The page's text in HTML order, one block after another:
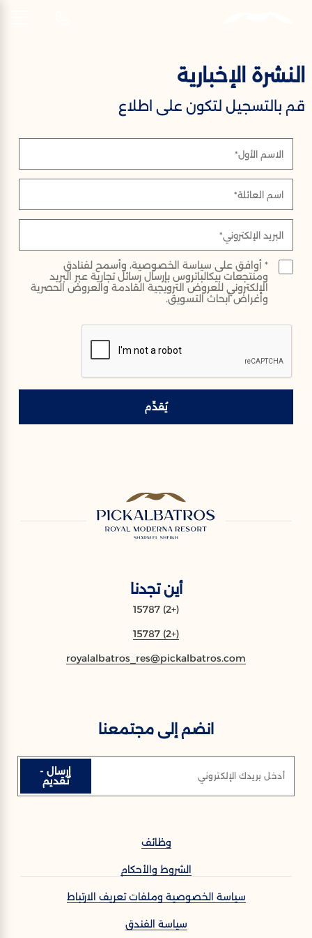
النشرة الإخبارية
سجل للحصول على آخر الأخبار والفعاليات
النشرة الإخبارية
قم بالتسجيل لتكون على اطلاع
الاسم الأول*
اسم العائلة*
البريد الإلكتروني*
* أوافق على سياسة الخصوصية، وأسمح لفنادق
ومنتجعات بيكالباتروس بإرسال رسائل تجارية عبر البريد
الإلكتروني للعروض الترويجية القادمة والعروض الحصرية
وأغراض أبحاث التسويق.
يُقدِّم
أين تجدنا
(+2) 15787
(+2) 15787
royalalbatros_res@pickalbatros.com
انضم إلى مجتمعنا
أدخل بريدك الإلكتروني إرسال -
تقديم
وظائف
الشروط والأحكام
سياسة الخصوصية وملفات تعريف الارتباط
سياسة الفندق